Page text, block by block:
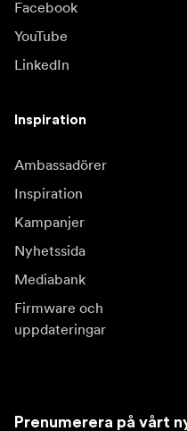
Facebook
YouTube
LinkedIn
Inspiration
Ambassadörer
Inspiration
Kampanjer
Nyhetssida
Mediabank
Firmware och
uppdateringar
Prenumerera på vårt